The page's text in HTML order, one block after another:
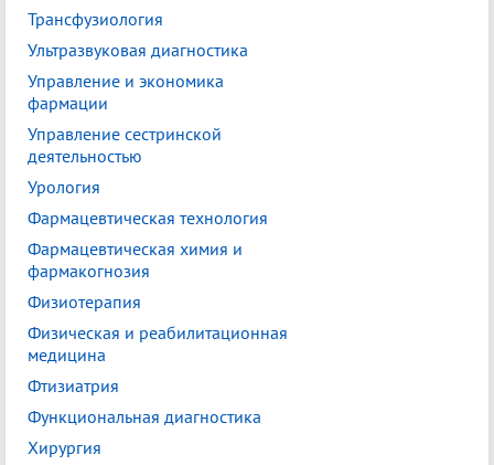
Трансфузиология
Ультразвуковая диагностика
Управление и экономика
фармации
Управление сестринской
деятельностью
Урология
Фармацевтическая технология
Фармацевтическая химия и
фармакогнозия
Физиотерапия
Физическая и реабилитационная
медицина
Фтизиатрия
Функциональная диагностика
Хирургия